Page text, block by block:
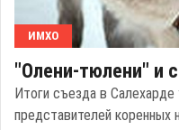
ИМХО
"Олени-тюлени" и
Итоги съезда в
представителей коренных